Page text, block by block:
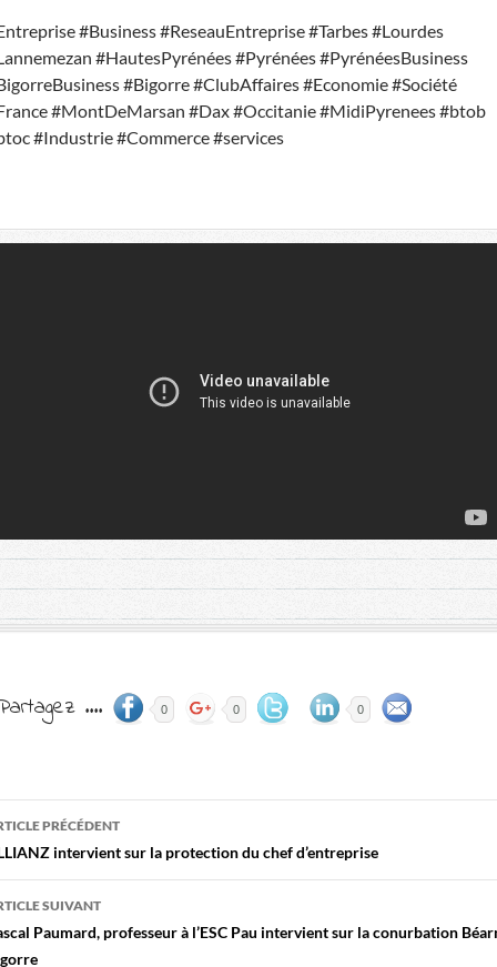
#Business #ReseauEntreprise #Tarbes #Lourdes
#HautesPyrénées #Pyrénées #PyrénéesBusiness
#Bigorre #ClubAffaires #Economie #Société
#MontDeMarsan #Dax #Occitanie #MidiPyrenees #btob
#Industrie #Commerce #services
.... 0 0 0
PRÉCÉDENT
intervient sur la protection du chef d’entreprise
SUIVANT
Paumard, professeur à l’ESC Pau intervient sur la conurbation